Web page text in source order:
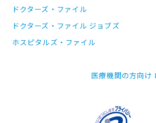
ドクターズ・ファイル
ドクターズ・ファイル ジョブズ
ホスピタルズ・ファイル
医療機関の方向け